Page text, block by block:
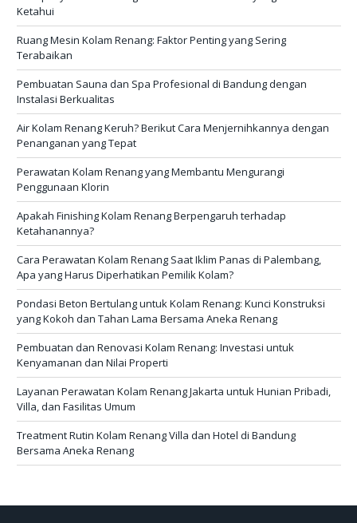
Ketahui
Ruang Mesin Kolam Renang: Faktor Penting yang Sering
Terabaikan
Pembuatan Sauna dan Spa Profesional di Bandung dengan
Instalasi Berkualitas
Air Kolam Renang Keruh? Berikut Cara Menjernihkannya dengan
Penanganan yang Tepat
Perawatan Kolam Renang yang Membantu Mengurangi
Penggunaan Klorin
Apakah Finishing Kolam Renang Berpengaruh terhadap
Ketahanannya?
Cara Perawatan Kolam Renang Saat Iklim Panas di Palembang,
Apa yang Harus Diperhatikan Pemilik Kolam?
Pondasi Beton Bertulang untuk Kolam Renang: Kunci Konstruksi
yang Kokoh dan Tahan Lama Bersama Aneka Renang
Pembuatan dan Renovasi Kolam Renang: Investasi untuk
Kenyamanan dan Nilai Properti
Layanan Perawatan Kolam Renang Jakarta untuk Hunian Pribadi,
Villa, dan Fasilitas Umum
Treatment Rutin Kolam Renang Villa dan Hotel di Bandung
Bersama Aneka Renang